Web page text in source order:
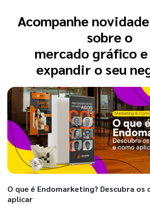
Acompanhe
sobre o
mercado gráfico
expandir o seu
O que é Endomarketing? Descubra os
aplicar